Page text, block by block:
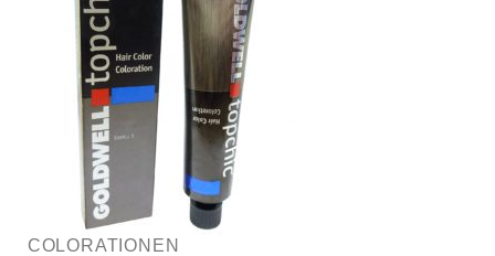
COLORATIONEN